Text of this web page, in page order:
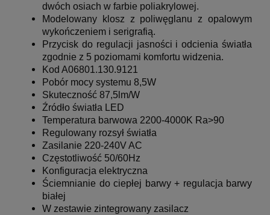
dwóch osiach w farbie poliakrylowej.
Modelowany klosz z poliwęglanu z opalowym
wykończeniem i serigrafią.
Przycisk do regulacji jasności i odcienia światła
zgodnie z 5 poziomami komfortu widzenia.
Kod A06801.130.9121
Pobór mocy systemu 8,5W
Skuteczność 87,5lm/W
Źródło światła LED
Temperatura barwowa 2200-4000K Ra>90
Regulowany rozsył światła
Zasilanie 220-240V AC
Częstotliwość 50/60Hz
Konfiguracja elektryczna
Ściemnianie do ciepłej barwy + regulacja barwy
białej
W zestawie zintegrowany zasilacz